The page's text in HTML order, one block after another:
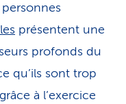
présentent une
profonds du
qu’ils sont trop
à l’exercice